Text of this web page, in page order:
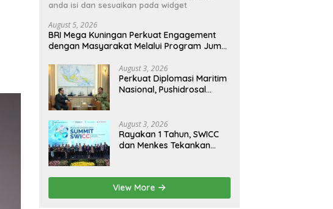
anda isi dan sesuaikan pada widget
August 5, 2026
BRI Mega Kuningan Perkuat Engagement
dengan Masyarakat Melalui Program Jumat
August 3, 2026
Perkuat Diplomasi Maritim
Nasional, Pushidrosal
August 3, 2026
Rayakan 1 Tahun, SWICC
dan Menkes Tekankan
Lebih Optimal
View More